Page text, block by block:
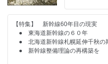
【特集】 新幹線60年目の現実
● 東海道新幹線の６０年
● 北海道新幹線札幌延伸千秋の
● 新幹線整備理論の再構築を